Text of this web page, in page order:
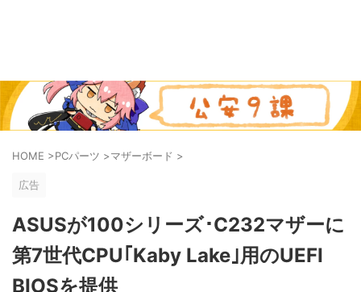
HOME >PCパーツ >マザーボード >
広告
ASUSが100シリーズ･C232マザーに
第7世代CPU｢Kaby Lake｣用のUEFI
BIOSを提供